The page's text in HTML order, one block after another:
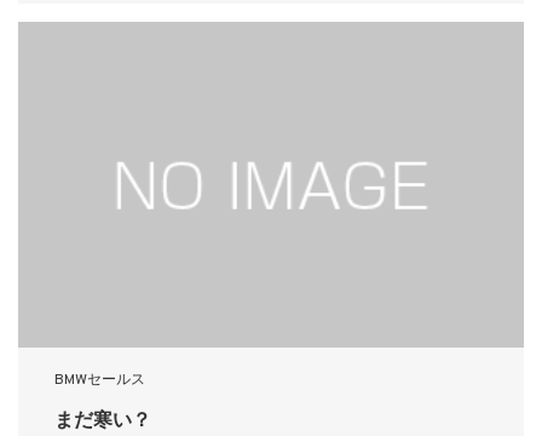
BMWセールス
まだ寒い？